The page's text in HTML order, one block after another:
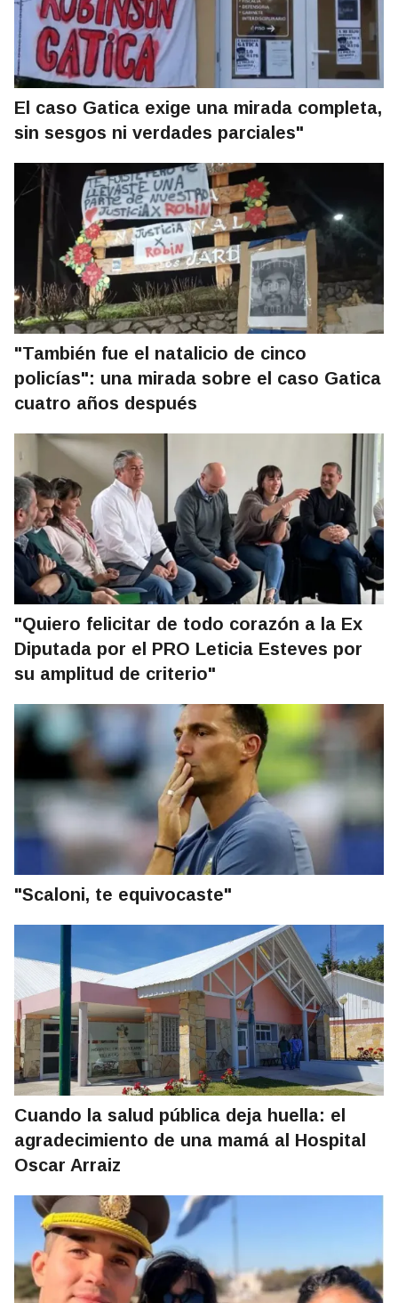
El caso Gatica exige una mirada completa,
sin sesgos ni verdades parciales"
"También fue el natalicio de cinco
policías": una mirada sobre el caso Gatica
cuatro años después
"Quiero felicitar de todo corazón a la Ex
Diputada por el PRO Leticia Esteves por
su amplitud de criterio"
"Scaloni, te equivocaste"
Cuando la salud pública deja huella: el
agradecimiento de una mamá al Hospital
Oscar Arraiz